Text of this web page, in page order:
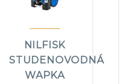
NILFISK
STUDENOVODNÁ
WAPKA